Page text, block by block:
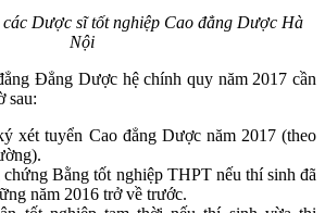
Dược sĩ tốt nghiệp Cao đẳng Dược Hà
Nội
Đẳng Dược hệ chính quy năm 2017 cần
sau:
xét tuyển Cao đẳng Dược năm 2017 (theo
Bằng tốt nghiệp THPT nếu thí sinh đã
năm 2016 trở về trước.